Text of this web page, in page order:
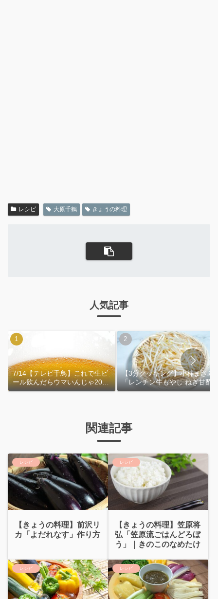
レシピ 大原千鶴 きょうの料理
人気記事
7/14【テレビ千鳥】これで生ビ
ール飲んだらウマいんじゃ2026
｜おおよその作り方
【3分クッキング】小林まさみ
「レンチン牛もやし ねぎ甘酢
れ」作り方
関連記事
レシピ
【きょうの料理】前沢リ
カ「よだれなす」作り方
レシピ
【きょうの料理】笠原将
弘「笠原流ごはんどろぼ
う」｜きのこのなめたけ
レシピ レシピ